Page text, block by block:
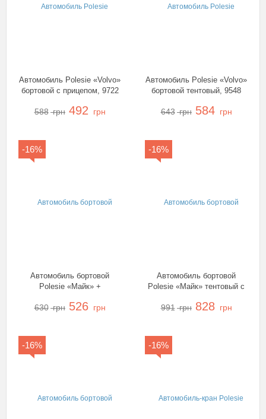
Автомобиль Polesie «Volvo»
бортовой с прицепом, 9722
588 грн 492 грн
Автомобиль Polesie «Volvo»
бортовой тентовый, 9548
643 грн 584 грн
-16%
Автомобиль бортовой
Polesie «Майк» +
55507
630 грн 526 грн
-16%
Автомобиль бортовой
Polesie «Майк» тентовый с
991 грн 828 грн
-16% -16%